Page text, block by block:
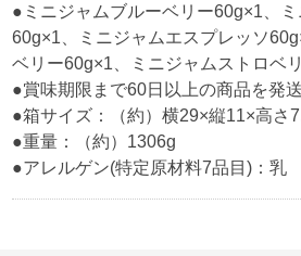
●ミニジャムブルーベリー60g×1、
60g×1、ミニジャムエスプレッソ
ベリー60g×1、ミニジャムストロベ
●賞味期限まで60日以上の商品を発送
●箱サイズ：（約）横29×縦11×高さ
●重量：（約）1306g
●アレルゲン(特定原材料7品目)：乳